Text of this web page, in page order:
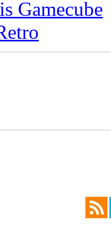
Gamecube